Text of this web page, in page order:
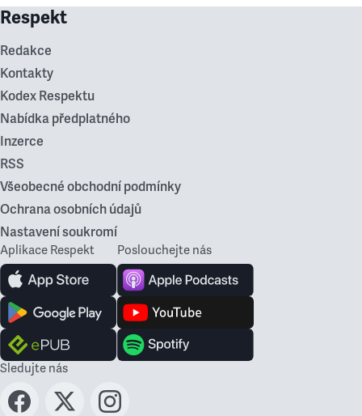
Respekt
Redakce
Kontakty
Kodex Respektu
Nabídka předplatného
Inzerce
RSS
Všeobecné obchodní podmínky
Ochrana osobních údajů
Nastavení soukromí
Aplikace Respekt Poslouchejte nás
Sledujte nás